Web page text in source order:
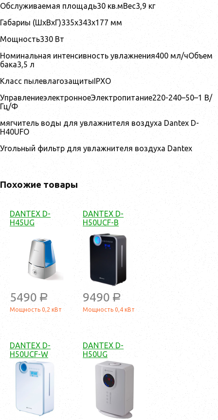
Обслуживаемая площадь30 кв.мВес3,9 кг
Габариы (ШхВхГ)335х343х177 мм
Мощность330 Вт
Номинальная интенсивность увлажнения400 мл/чОбъем
бака3,5 л
Класс пылевлагозащитыIPXO
УправлениеэлектронноеЭлектропитание220-240–50–1 В/
Гц/Ф
мягчитель воды для увлажнителя воздуха Dantex D-
H40UFO
Угольный фильтр для увлажнителя воздуха Dantex
Похожие товары
DANTEX D-
H45UG
5490 a
Мощность 0,2 кВт
DANTEX D-
H50UCF-B
9490 a
Мощность 0,4 кВт
DANTEX D-
H50UCF-W
DANTEX D-
H50UG